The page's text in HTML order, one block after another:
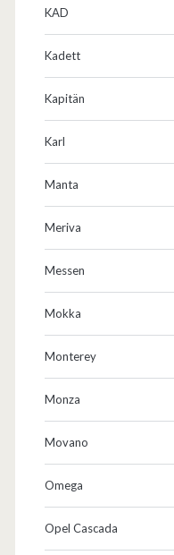
KAD
Kadett
Kapitän
Karl
Manta
Meriva
Messen
Mokka
Monterey
Monza
Movano
Omega
Opel Cascada